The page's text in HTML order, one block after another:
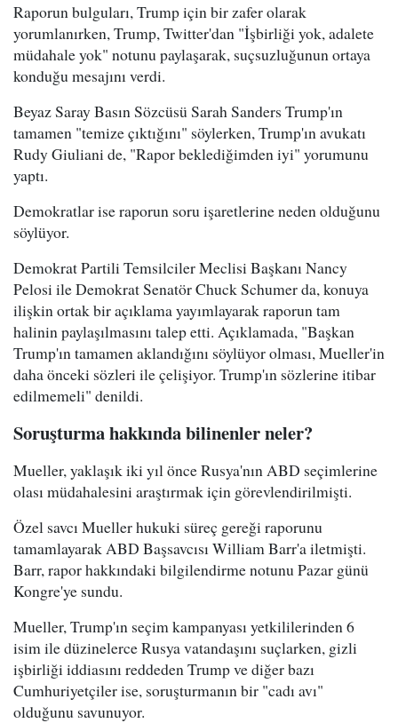
Raporun bulguları, Trump için bir zafer olarak
yorumlanırken, Trump, Twitter'dan "İşbirliği yok, adalete
müdahale yok" notunu paylaşarak, suçsuzluğunun ortaya
konduğu mesajını verdi.
Beyaz Saray Basın Sözcüsü Sarah Sanders Trump'ın
tamamen "temize çıktığını" söylerken, Trump'ın avukatı
Rudy Giuliani de, "Rapor beklediğimden iyi" yorumunu
yaptı.
Demokratlar ise raporun soru işaretlerine neden olduğunu
söylüyor.
Demokrat Partili Temsilciler Meclisi Başkanı Nancy
Pelosi ile Demokrat Senatör Chuck Schumer da, konuya
ilişkin ortak bir açıklama yayımlayarak raporun tam
halinin paylaşılmasını talep etti. Açıklamada, "Başkan
Trump'ın tamamen aklandığını söylüyor olması, Mueller'in
daha önceki sözleri ile çelişiyor. Trump'ın sözlerine itibar
edilmemeli" denildi.
Soruşturma hakkında bilinenler neler?
Mueller, yaklaşık iki yıl önce Rusya'nın ABD seçimlerine
olası müdahalesini araştırmak için görevlendirilmişti.
Özel savcı Mueller hukuki süreç gereği raporunu
tamamlayarak ABD Başsavcısı William Barr'a iletmişti.
Barr, rapor hakkındaki bilgilendirme notunu Pazar günü
Kongre'ye sundu.
Mueller, Trump'ın seçim kampanyası yetkililerinden 6
isim ile düzinelerce Rusya vatandaşını suçlarken, gizli
işbirliği iddiasını reddeden Trump ve diğer bazı
Cumhuriyetçiler ise, soruşturmanın bir "cadı avı"
olduğunu savunuyor.